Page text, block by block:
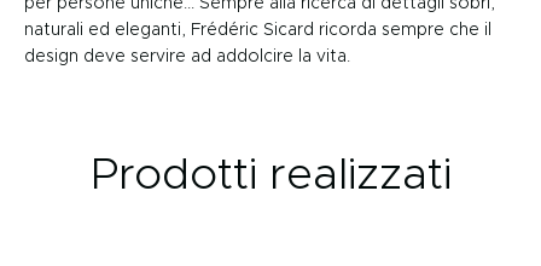
per persone uniche... Sempre alla ricerca di dettagli sobri,
naturali ed eleganti, Frédéric Sicard ricorda sempre che il
design deve servire ad addolcire la vita.
Prodotti realizzati